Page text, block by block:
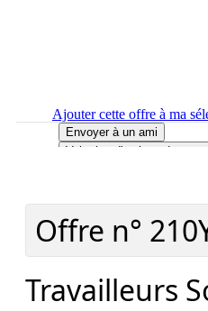
Ajouter cette offre à ma
Envoyer à un ami
Voir plus d'options de
le lieu de
Offre n°
Travailleurs